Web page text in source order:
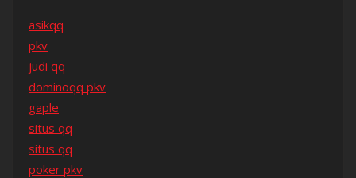
asikqq
pkv
judi qq
dominoqq pkv
gaple
situs qq
situs qq
poker pkv